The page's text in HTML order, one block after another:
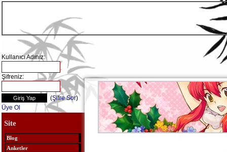
Kullanıcı Adınız:
Şifreniz:
(Şifre Sor)
Üye Ol
Site
Blog
Anketler